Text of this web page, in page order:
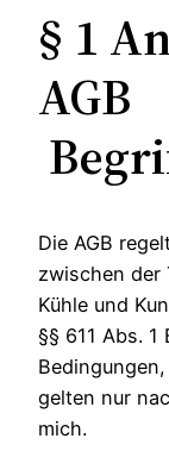
§ 1
AGB
Die AGB
zwischen der
Kühle und
§§ 611 Abs. 1
gelten nur
mich.